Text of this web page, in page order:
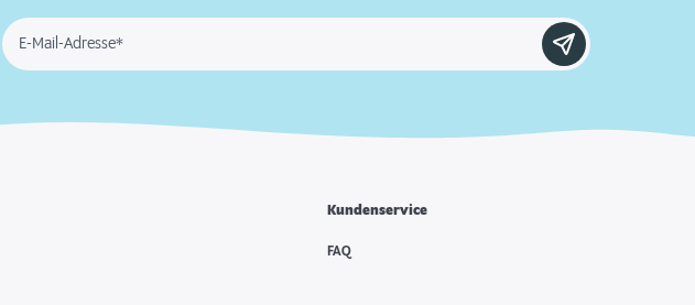
E-Mail-Adresse*
Kundenservice
FAQ